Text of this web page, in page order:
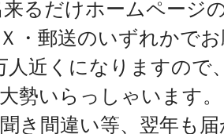
るだけホームページ
・郵送のいずれかで
人近くになりますので
勢いらっしゃいます。
き間違い等、翌年も